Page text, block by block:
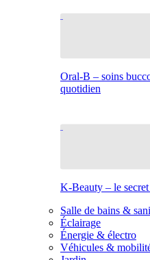
Oral-B – soins
quotidien
K-Beauty – le secret
Salle de bains &
Éclairage
Énergie & électro
Véhicules &